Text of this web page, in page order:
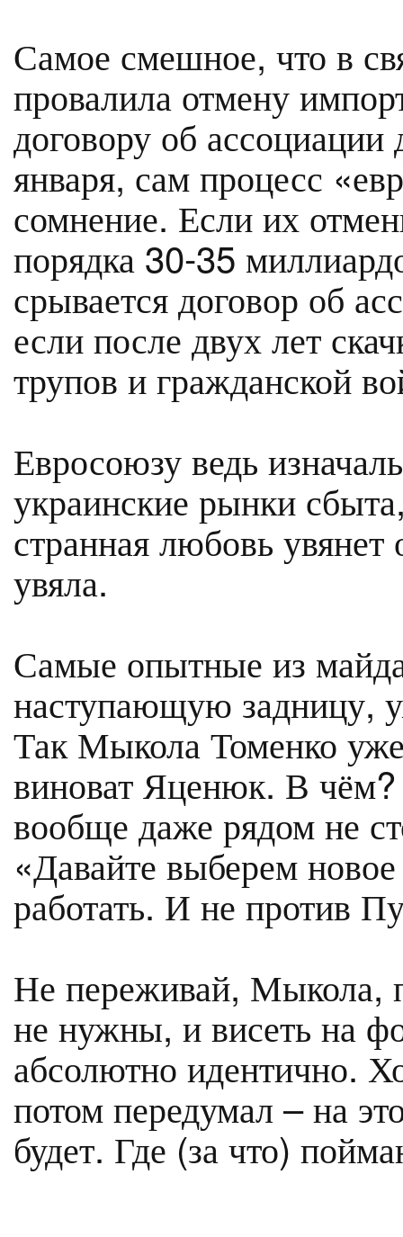
Самое смешное, что в
провалила отмену
договору об
января, сам процесс
сомнение. Если их
порядка 30-35
срывается договор об
если после двух лет
трупов и гражданской
Евросоюзу ведь
украинские рынки
странная любовь
увяла.
Самые опытные из
наступающую задницу,
Так Мыкола Томенко
виноват Яценюк. В
вообще даже рядом не
«Давайте выберем
работать. И не против
Не переживай, Мыкола,
не нужны, и висеть на
абсолютно идентично.
потом передумал – на
будет. Где (за что)